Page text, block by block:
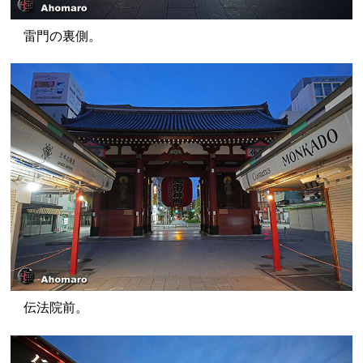
雷門の裏側。
伝法院前。